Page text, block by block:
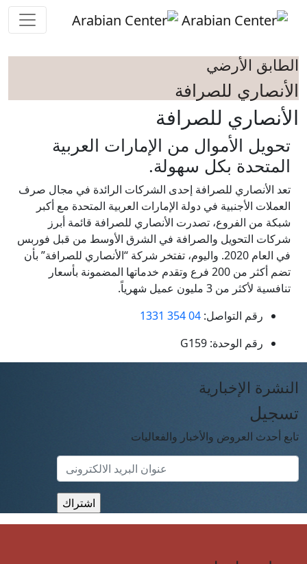
Skip to main content
الطابق الأرضي
الأنصاري للصرافة
الأنصاري للصرافة
تحويل الأموال من الإمارات العربية
المتحدة بكل سهولة.
تعد الأنصاري للصرافة إحدى الشركات الرائدة في مجال صرف
العملات الأجنبية في دولة الإمارات العربية المتحدة مع أكبر
شبكة من الفروع، تصدرت الأنصاري للصرافة قائمة أبرز
شركات التحويل والصرافة في الشرق الأوسط من قبل فوربس
في العام 2020. واليوم، تفتخر شركة “الأنصاري للصرافة” بأن
تضم أكثر من 200 فرع وتقدم خدماتها المضمونة بأسعار
تنافسية لأكثر من 3 مليون عميل شهرياً.
رقم التواصل: 04 354 1331
رقم الوحدة: G159
النشرة الإخبارية
تسجيل
تابع أحدث العروض والأخبار والفعاليات